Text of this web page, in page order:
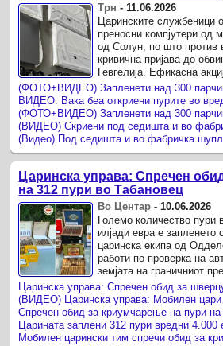
Трн - 11.06.2026
Царинските службеници
преносни компјутери од
од Солун, по што против
кривична пријава до
Гевгелија. Ефикасна
на граничниот премин ...
Царинска управа: Спречен
на 312 пури во Табановец
Во Центар -10.06.2026
Големо количество пури
илјади евра е
царинска екипа од
работи по проверка на
земјата на граничниот
(ВИДЕО)